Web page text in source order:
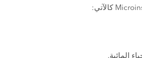
المائية.